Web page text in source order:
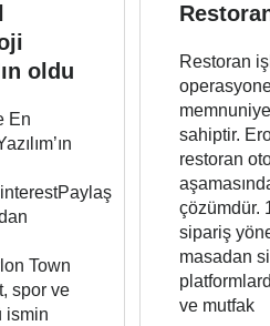
oldu
En
Town
spor ve
ismin
Restoran
sahiptir.
restoran
çözümdür.
sipariş
masadan
ve mutfak